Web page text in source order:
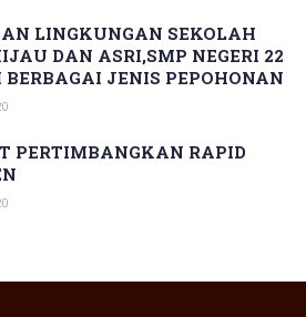
LINGKUNGAN SEKOLAH
DAN ASRI,SMP NEGERI 22
JENIS PEPOHONAN
PERTIMBANGKAN RAPID